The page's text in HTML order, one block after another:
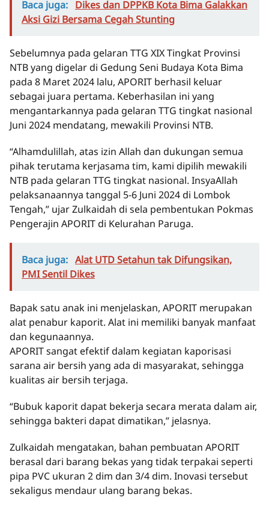
Baca juga: Dikes dan DPPKB Kota Bima Galakkan
Aksi Gizi Bersama Cegah Stunting
Sebelumnya pada gelaran TTG XIX Tingkat Provinsi
NTB yang digelar di Gedung Seni Budaya Kota Bima
pada 8 Maret 2024 lalu, APORIT berhasil keluar
sebagai juara pertama. Keberhasilan ini yang
mengantarkannya pada gelaran TTG tingkat nasional
Juni 2024 mendatang, mewakili Provinsi NTB.
“Alhamdulillah, atas izin Allah dan dukungan semua
pihak terutama kerjasama tim, kami dipilih mewakili
NTB pada gelaran TTG tingkat nasional. InsyaAllah
pelaksanaannya tanggal 5-6 Juni 2024 di Lombok
Tengah,” ujar Zulkaidah di sela pembentukan Pokmas
Pengerajin APORIT di Kelurahan Paruga.
Baca juga: Alat UTD Setahun tak Difungsikan,
PMI Sentil Dikes
Bapak satu anak ini menjelaskan, APORIT merupakan
alat penabur kaporit. Alat ini memiliki banyak manfaat
dan kegunaannya.
APORIT sangat efektif dalam kegiatan kaporisasi
sarana air bersih yang ada di masyarakat, sehingga
kualitas air bersih terjaga.
“Bubuk kaporit dapat bekerja secara merata dalam air,
sehingga bakteri dapat dimatikan,” jelasnya.
Zulkaidah mengatakan, bahan pembuatan APORIT
berasal dari barang bekas yang tidak terpakai seperti
pipa PVC ukuran 2 dim dan 3/4 dim. Inovasi tersebut
sekaligus mendaur ulang barang bekas.